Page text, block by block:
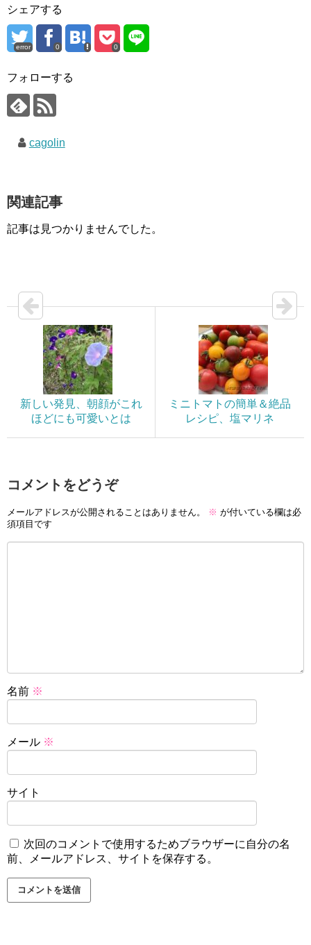
シェアする
error 0 0
フォローする
cagolin
関連記事
記事は見つかりませんでした。
新しい発見、朝顔がこれ
ほどにも可愛いとは
ミニトマトの簡単＆絶品
レシピ、塩マリネ
コメントをどうぞ
メールアドレスが公開されることはありません。 ※ が付いている欄は必
須項目です
名前 ※
メール ※
サイト
次回のコメントで使用するためブラウザーに自分の名
前、メールアドレス、サイトを保存する。